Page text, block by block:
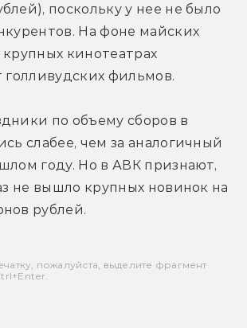
поскольку у нее не было
На фоне майских
кинотеатрах
голливудских фильмов.
по объему сборов в
слабее, чем за аналогичный
году. Но в АВК признают,
не вышло крупных новинок на
рублей.
пожалуйста, выделите фрагмент